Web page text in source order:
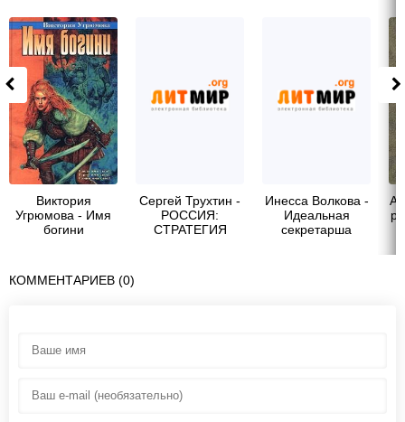
Виктория
Угрюмова - Имя
богини
Сергей Трухтин -
РОССИЯ:
СТРАТЕГИЯ
Инесса Волкова -
Идеальная
секретарша
КОММЕНТАРИЕВ (0)